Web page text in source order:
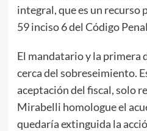
integral, que es un recurso
59 inciso 6 del Código
El mandatario y la primera
cerca del sobreseimiento.
aceptación del fiscal, solo
Mirabelli homologue el
quedaría extinguida la